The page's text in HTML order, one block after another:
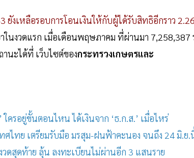
งเหลือรอบการโอนเงินให้กับผู้ได้รับสิทธิอีกราว
ในงวดแรก เมื่อเดือนพฤษภาคม ที่ผ่านมา 7,258,387
นะได้ที่ เว็บไซต์ของกระทรวงเกษตรและ
ใครอยู่ขั้นตอนไหน ได้เงินจาก ‘ธ.ก.ส.’ เมื่อไหร่
ไทย เตรียมรับมือ มรสุม-ฝนฟ้าคะนอง จนถึง 24 มิ.ย.
งวดสุดท้าย ลุ้น ลงทะเบียนไม่ผ่านอีก 3 แสนราย